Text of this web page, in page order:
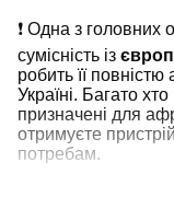
❗️ Одна з головних
сумісність із
робить її
Україні. Багато
призначені для
отримуєте
потребам.